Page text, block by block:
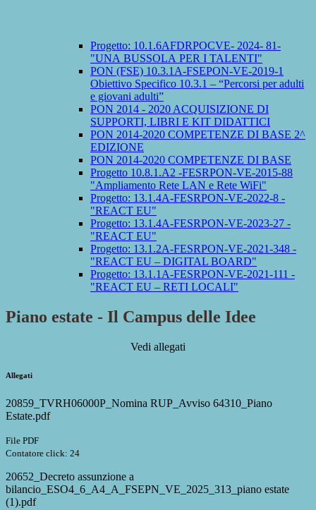
Progetto: 10.1.6AFDRPOCVE- 2024- 81-
"UNA BUSSOLA PER I TALENTI"
PON (FSE) 10.3.1A-FSEPON-VE-2019-1
Obiettivo Specifico 10.3.1 – “Percorsi per adulti
e giovani adulti”
PON 2014 - 2020 ACQUISIZIONE DI
SUPPORTI, LIBRI E KIT DIDATTICI
PON 2014-2020 COMPETENZE DI BASE 2^
EDIZIONE
PON 2014-2020 COMPETENZE DI BASE
Progetto 10.8.1.A2 -FESRPON-VE-2015-88
"Ampliamento Rete LAN e Rete WiFi"
Progetto: 13.1.4A-FESRPON-VE-2022-8 -
"REACT EU"
Progetto: 13.1.4A-FESRPON-VE-2023-27 -
"REACT EU"
Progetto: 13.1.2A-FESRPON-VE-2021-348 -
"REACT EU – DIGITAL BOARD"
Progetto: 13.1.1A-FESRPON-VE-2021-111 -
"REACT EU – RETI LOCALI"
Piano estate - Il Campus delle Idee
Vedi allegati
Allegati
20859_TVRH06000P_Nomina RUP_Avviso 64310_Piano
Estate.pdf
File PDF
Contatore click: 24
20652_Decreto assunzione a
bilancio_ESO4_6_A4_A_FSEPN_VE_2025_313_piano estate
(1).pdf